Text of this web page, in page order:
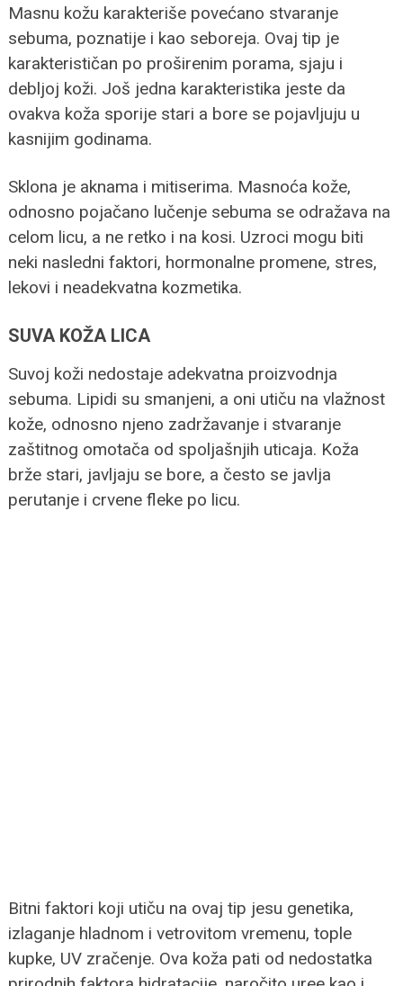
Masnu kožu karakteriše povećano stvaranje
sebuma, poznatije i kao seboreja. Ovaj tip je
karakterističan po proširenim porama, sjaju i
debljoj koži. Još jedna karakteristika jeste da
ovakva koža sporije stari a bore se pojavljuju u
kasnijim godinama.
Sklona je aknama i mitiserima. Masnoća kože,
odnosno pojačano lučenje sebuma se odražava na
celom licu, a ne retko i na kosi. Uzroci mogu biti
neki nasledni faktori, hormonalne promene, stres,
lekovi i neadekvatna kozmetika.
SUVA KOŽA LICA
Suvoj koži nedostaje adekvatna proizvodnja
sebuma. Lipidi su smanjeni, a oni utiču na vlažnost
kože, odnosno njeno zadržavanje i stvaranje
zaštitnog omotača od spoljašnjih uticaja. Koža
brže stari, javljaju se bore, a često se javlja
perutanje i crvene fleke po licu.
Bitni faktori koji utiču na ovaj tip jesu genetika,
izlaganje hladnom i vetrovitom vremenu, tople
kupke, UV zračenje. Ova koža pati od nedostatka